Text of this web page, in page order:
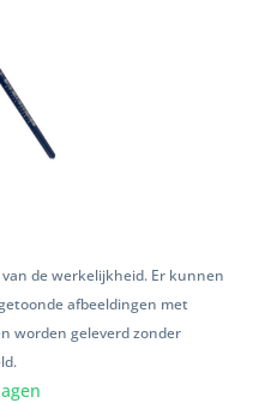
de werkelijkheid. Er kunnen
afbeeldingen met
worden geleverd zonder